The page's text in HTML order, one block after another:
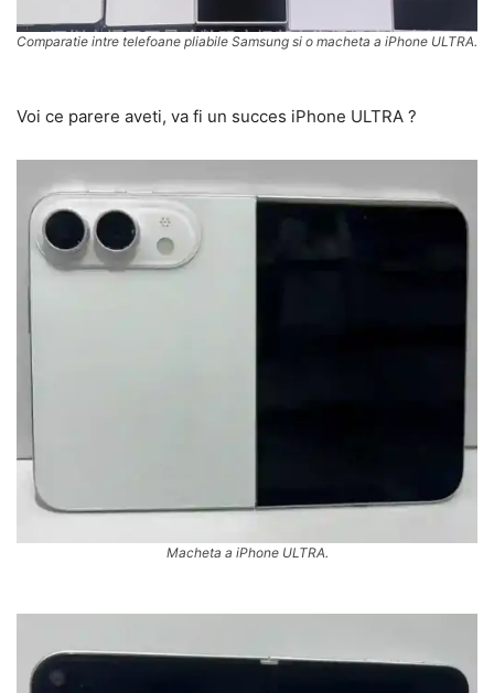
Comparatie intre telefoane pliabile Samsung si o macheta a iPhone ULTRA.
Voi ce parere aveti, va fi un succes iPhone ULTRA ?
Macheta a iPhone ULTRA.